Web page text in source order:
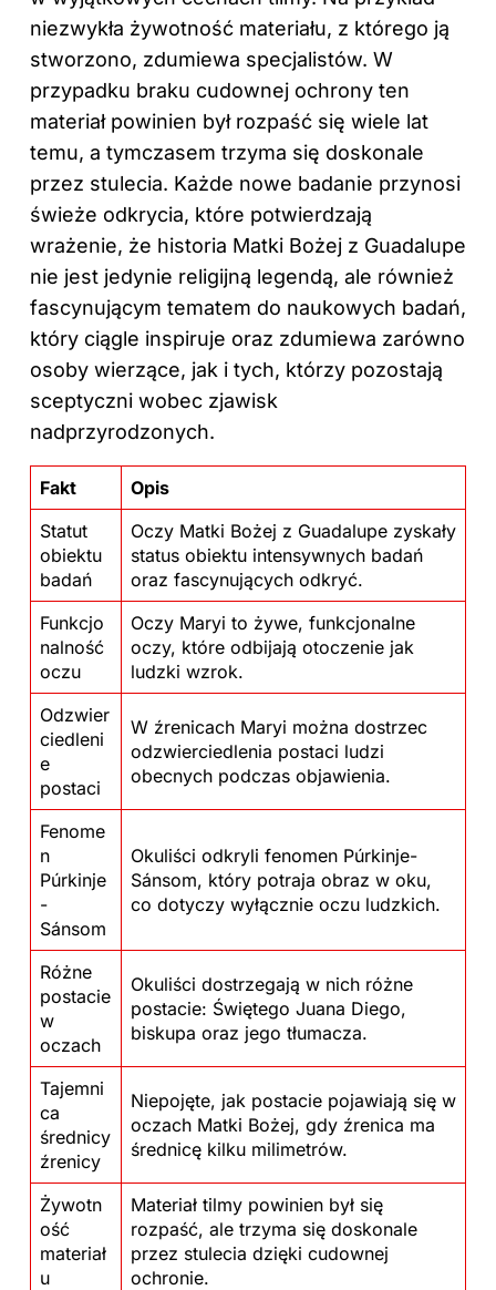
niezwykła żywotność materiału, z którego ją
stworzono, zdumiewa specjalistów. W
przypadku braku cudownej ochrony ten
materiał powinien był rozpaść się wiele lat
temu, a tymczasem trzyma się doskonale
przez stulecia. Każde nowe badanie przynosi
świeże odkrycia, które potwierdzają
wrażenie, że historia Matki Bożej z Guadalupe
nie jest jedynie religijną legendą, ale również
fascynującym tematem do naukowych badań,
który ciągle inspiruje oraz zdumiewa zarówno
osoby wierzące, jak i tych, którzy pozostają
sceptyczni wobec zjawisk
nadprzyrodzonych.
Fakt
Opis
Statut
obiektu
badań
Oczy Matki Bożej z Guadalupe zyskały
status obiektu intensywnych badań
oraz fascynujących odkryć.
Funkcjo
nalność
oczu
Oczy Maryi to żywe, funkcjonalne
oczy, które odbijają otoczenie jak
ludzki wzrok.
Odzwier
ciedleni
e
postaci
W źrenicach Maryi można dostrzec
odzwierciedlenia postaci ludzi
obecnych podczas objawienia.
Fenome
n
Púrkinje
-
Sánsom
Okuliści odkryli fenomen Púrkinje-
Sánsom, który potraja obraz w oku,
co dotyczy wyłącznie oczu ludzkich.
Różne
postacie
w
oczach
Okuliści dostrzegają w nich różne
postacie: Świętego Juana Diego,
biskupa oraz jego tłumacza.
Tajemni
ca
średnicy
źrenicy
Niepojęte, jak postacie pojawiają się w
oczach Matki Bożej, gdy źrenica ma
średnicę kilku milimetrów.
Żywotn
ość
materiał
u
Materiał tilmy powinien był się
rozpaść, ale trzyma się doskonale
przez stulecia dzięki cudownej
ochronie.